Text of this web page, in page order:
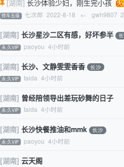
[湖南] 长沙体验少妇，刚生完小孩
修车五级 七次郎 2022-8-18 ← gwh9807
[湖南] 长沙星沙二区有感，好坏参半
永.久VIP paoyou 4小时前
[湖南] 长沙、文静雯雯香香 长沙
永.久VIP taida 4小时前
[湖南] 曾经陪领导出差玩砂舞的日子
永.久VIP taida 4小时前
[湖南] 长沙快餐推油和mmk 长沙
永.久VIP paoyou 4小时前
[湖南] 云天阁